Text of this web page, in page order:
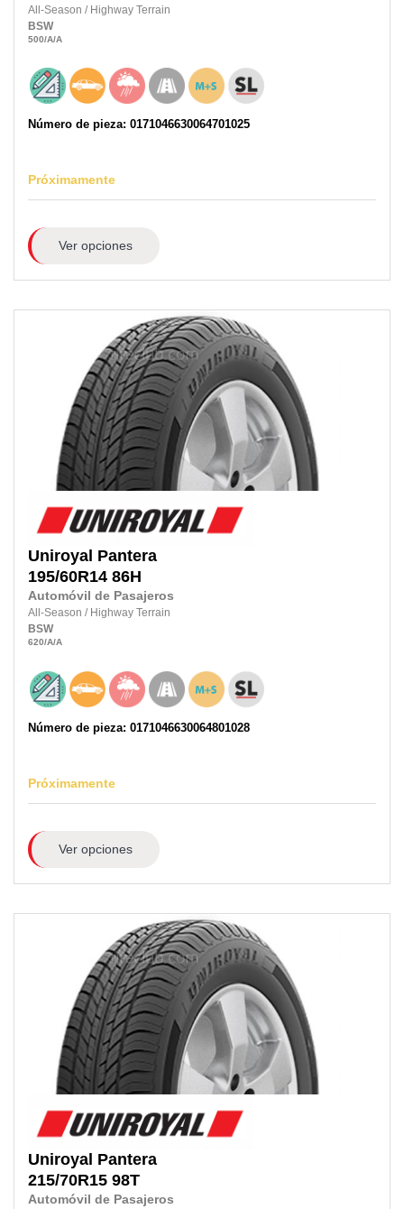
All-Season / Highway Terrain
BSW
500/A/A
Número de pieza: 0171046630064701025
Próximamente
Ver opciones
Uniroyal Pantera
195/60R14 86H
Automóvil de Pasajeros
All-Season / Highway Terrain
BSW
620/A/A
Número de pieza: 0171046630064801028
Próximamente
Ver opciones
Uniroyal Pantera
215/70R15 98T
Automóvil de Pasajeros